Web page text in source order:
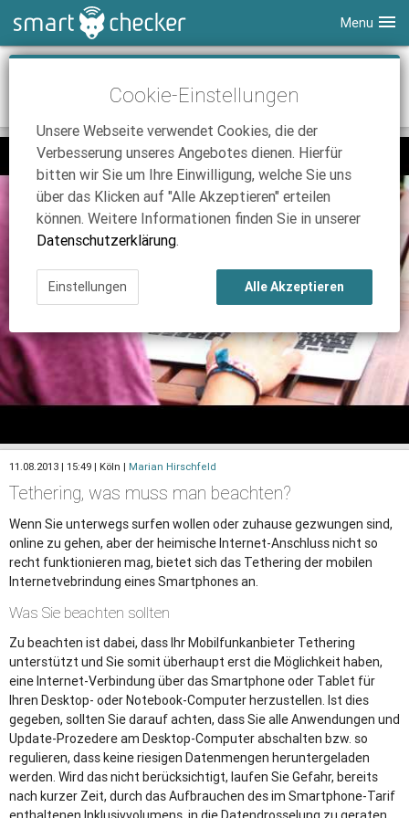
Menu
Smartphone Vergleich
Anbieter
iPhone Tarifvergleich
News
Ratgeber
Tarifvergleich
Tablet Vergleich
Surfsticks
iPad Tarifvergleich
News
Tarifvergleich
Internetanbieter
DSL Tarife
News
SmartChecker TV
SmartChecker TV
11.08.2013 | 15:49 | Köln | Marian Hirschfeld
Tethering, was muss man beachten?
Wenn Sie unterwegs surfen wollen oder zuhause gezwungen sind,
online zu gehen, aber der heimische Internet-Anschluss nicht so
recht funktionieren mag, bietet sich das Tethering der mobilen
Internetvebrindung eines Smartphones an.
Was Sie beachten sollten
Zu beachten ist dabei, dass Ihr Mobilfunkanbieter Tethering
unterstützt und Sie somit überhaupt erst die Möglichkeit haben,
eine Internet-Verbindung über das Smartphone oder Tablet für
Ihren Desktop- oder Notebook-Computer herzustellen. Ist dies
gegeben, sollten Sie darauf achten, dass Sie alle Anwendungen und
Update-Prozedere am Desktop-Computer abschalten bzw. so
regulieren, dass keine riesigen Datenmengen heruntergeladen
werden. Wird das nicht berücksichtigt, laufen Sie Gefahr, bereits
nach kurzer Zeit, durch das Aufbrauchen des im Smartphone-Tarif
Cookie-Einstellungen
Unsere Webseite verwendet Cookies, die der
Verbesserung unseres Angebotes dienen. Hierfür
bitten wir Sie um Ihre Einwilligung, welche Sie uns
über das Klicken auf "Alle Akzeptieren" erteilen
können. Weitere Informationen finden Sie in unserer
Datenschutzerklärung.
Einstellungen Alle Akzeptieren